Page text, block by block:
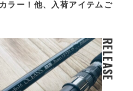
ラー！他、入荷アイテムご
RELEASE